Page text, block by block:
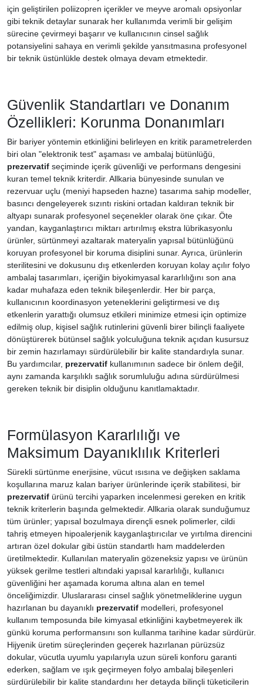
için geliştirilen poliizopren içerikler ve meyve aromalı opsiyonlar
gibi teknik detaylar sunarak her kullanımda verimli bir gelişim
sürecine çevirmeyi başarır ve kullanıcının cinsel sağlık
potansiyelini sahaya en verimli şekilde yansıtmasına profesyonel
bir teknik üstünlükle destek olmaya devam etmektedir.
Güvenlik Standartları ve Donanım
Özellikleri: Korunma Donanımları
Bir bariyer yöntemin etkinliğini belirleyen en kritik parametrelerden
biri olan "elektronik test" aşaması ve ambalaj bütünlüğü,
prezervatif seçiminde içerik güvenliği ve performans dengesini
kuran temel teknik kriterdir. Allkaria bünyesinde sunulan ve
rezervuar uçlu (meniyi hapseden hazne) tasarıma sahip modeller,
basıncı dengeleyerek sızıntı riskini ortadan kaldıran teknik bir
altyapı sunarak profesyonel seçenekler olarak öne çıkar. Öte
yandan, kayganlaştırıcı miktarı artırılmış ekstra lübrikasyonlu
ürünler, sürtünmeyi azaltarak materyalin yapısal bütünlüğünü
koruyan profesyonel bir koruma disiplini sunar. Ayrıca, ürünlerin
sterilitesini ve dokusunu dış etkenlerden koruyan kolay açılır folyo
ambalaj tasarımları, içeriğin biyokimyasal kararlılığını son ana
kadar muhafaza eden teknik bileşenlerdir. Her bir parça,
kullanıcının koordinasyon yeteneklerini geliştirmesi ve dış
etkenlerin yarattığı olumsuz etkileri minimize etmesi için optimize
edilmiş olup, kişisel sağlık rutinlerini güvenli birer bilinçli faaliyete
dönüştürerek bütünsel sağlık yolculuğuna teknik açıdan kusursuz
bir zemin hazırlamayı sürdürülebilir bir kalite standardıyla sunar.
Bu yardımcılar, prezervatif kullanımının sadece bir önlem değil,
aynı zamanda karşılıklı sağlık sorumluluğu adına sürdürülmesi
gereken teknik bir disiplin olduğunu kanıtlamaktadır.
Formülasyon Kararlılığı ve
Maksimum Dayanıklılık Kriterleri
Sürekli sürtünme enerjisine, vücut ısısına ve değişken saklama
koşullarına maruz kalan bariyer ürünlerinde içerik stabilitesi, bir
prezervatif ürünü tercihi yaparken incelenmesi gereken en kritik
teknik kriterlerin başında gelmektedir. Allkaria olarak sunduğumuz
tüm ürünler; yapısal bozulmaya dirençli esnek polimerler, cildi
tahriş etmeyen hipoalerjenik kayganlaştırıcılar ve yırtılma direncini
artıran özel dokular gibi üstün standartlı ham maddelerden
üretilmektedir. Kullanılan materyalin gözeneksiz yapısı ve ürünün
yüksek gerilme testleri altındaki yapısal kararlılığı, kullanıcı
güvenliğini her aşamada koruma altına alan en temel
önceliğimizdir. Uluslararası cinsel sağlık yönetmeliklerine uygun
hazırlanan bu dayanıklı prezervatif modelleri, profesyonel
kullanım temposunda bile kimyasal etkinliğini kaybetmeyerek ilk
günkü koruma performansını son kullanma tarihine kadar sürdürür.
Hijyenik üretim süreçlerinden geçerek hazırlanan pürüzsüz
dokular, vücutla uyumlu yapılarıyla uzun süreli konforu garanti
ederken, sağlam ve ışık geçirmeyen folyo ambalaj bileşenleri
sürdürülebilir bir kalite standardını her detayda bilinçli tüketicilerin